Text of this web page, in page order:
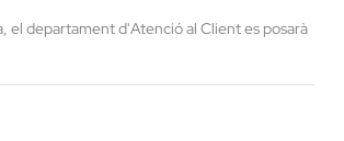
el departament d'Atenció al Client es posarà